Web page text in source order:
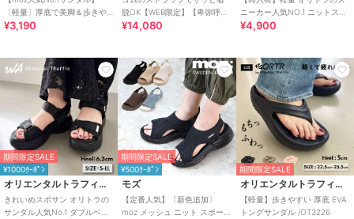
〔軽量〕厚底で美脚＆歩きや
すい！疲れにくいフィット感
¥3,190
脱OK【WEB限定】【卑弥呼
26SS】ゴムストラップサンダ
¥14,080
ニーカー人気NO.1 ニットスニ
ーカー スリッポン /3709
¥4,900
期間限定SALE
¥1000ｸｰﾎﾟﾝ
オリエンタルトラフィック
きれいめスポサン オリトラの
サンダル人気No.1 ダブルベル
期間限定SALE
¥500ｸｰﾎﾟﾝ
モズ
【定番人気】〔新色追加〕
moz メッシュ ニット スポーツ
期間限定SALE
オリエンタルトラフィック
【軽量】歩きやすい 厚底 EVA
トングサンダル /OT3226